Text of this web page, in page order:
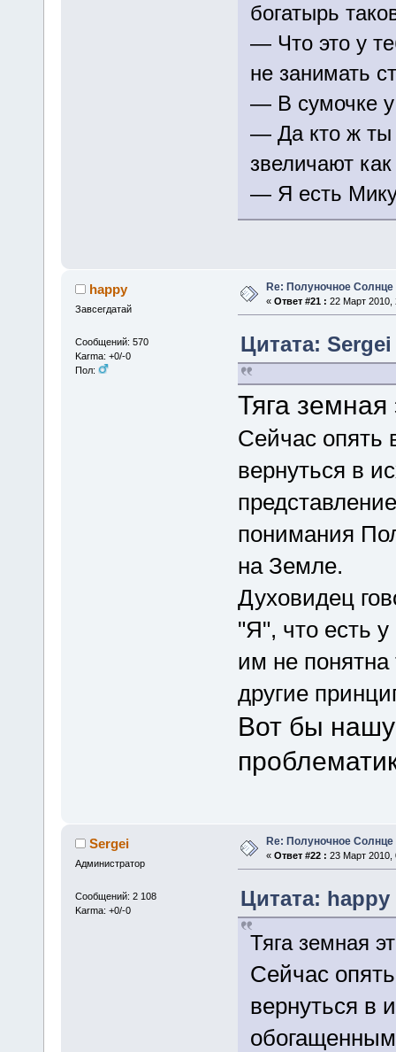
богатырь
— Что это у
не занимать
— В сумочке у
— Да кто ж ты
звеличают
— Я есть
happy
Завсегдатай
Сообщений: 570
Karma: +0/-0
Пол:
Re: Полуночное Солнце
« Ответ #21 : 22 Март 2010,
Цитата:
Тяга
Сейчас опять
вернуться в
понимания
на Земле.
Духовидец
"Я", что есть
им не понятна
другие
Вот бы
Sergei
Администратор
Сообщений: 2 108
Karma: +0/-0
Re: Полуночное Солнце
« Ответ #22 : 23 Март 2010,
Цитата: happy
Тяга земная
Сейчас
вернуться в